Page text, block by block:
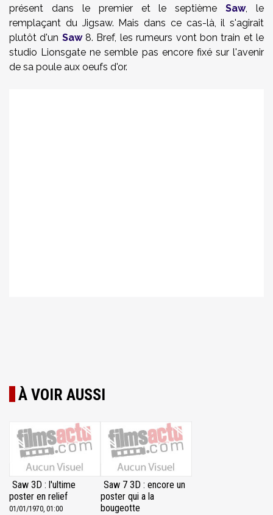
présent dans le premier et le septièmeSaw, le
remplaçant du Jigsaw. Mais dans ce cas-là, il s'agirait
plutôt d'un Saw8. Bref, les rumeurs vont bon train et le
studio Lionsgate ne semble pas encore fixésur l'avenir
de sa poule aux oeufs d'or.
À VOIR AUSSI
Saw 3D : l'ultime
poster en relief
01/01/1970, 01:00
Saw 7 3D : encore un
poster qui a la
bougeotte